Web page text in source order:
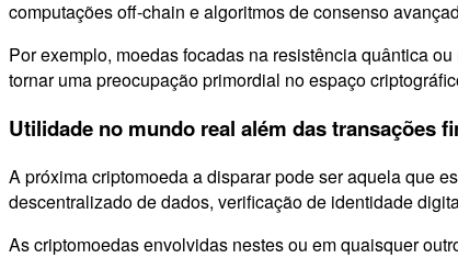
computações off-chain e algoritmos de consenso
Por exemplo, moedas focadas na resistência quântica
tornar uma preocupação primordial no espaço
Utilidade no mundo real além das transações
A próxima criptomoeda a disparar pode ser aquela que
descentralizado de dados, verificação de identidade
As criptomoedas envolvidas nestes ou em quaisquer